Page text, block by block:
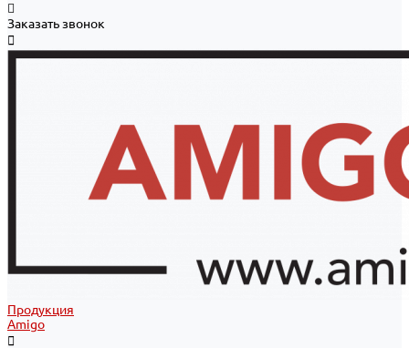
Заказать звонок
Продукция
Amigo